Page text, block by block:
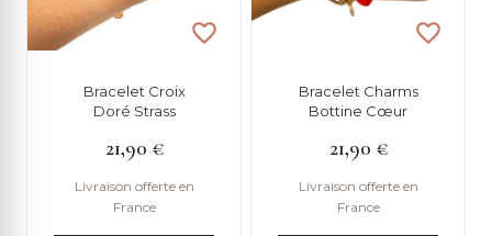
Bracelet Croix
Doré Strass
21,90 €
Livraison offerte en
France
Bracelet Charms
Bottine Cœur
21,90 €
Livraison offerte en
France